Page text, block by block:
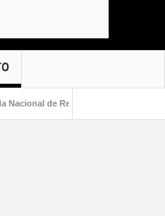
de Reforestación 2026!